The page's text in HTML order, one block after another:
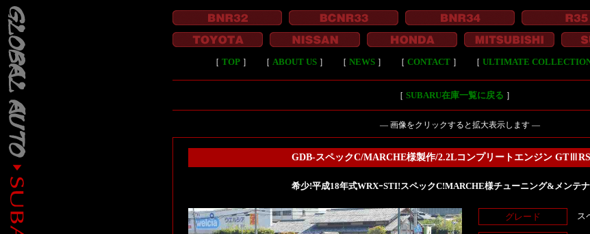
［ TOP］ ［ ABOUT US］ ［ NEWS］ ［ CONTACT］ ［ ULTIMATE
［ SUBARU在庫一覧に戻る ］
― 画像をクリックすると拡大表示します ―
GDB-スペックC/MARCHE様製作/2.2Lコンプリートエンジン
希少!平成18年式WRXｰSTI!スペックC!MARCHE様チューニング&メンテ
グレード ス